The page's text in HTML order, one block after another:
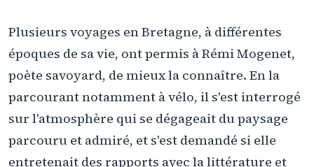
Plusieurs voyages en Bretagne, à différentes
époques de sa vie, ont permis à Rémi Mogenet,
poète savoyard, de mieux la connaître. En la
parcourant notamment à vélo, il s'est interrogé
sur l'atmosphère qui se dégageait du paysage
parcouru et admiré, et s'est demandé si elle
entretenait des rapports avec la littérature et